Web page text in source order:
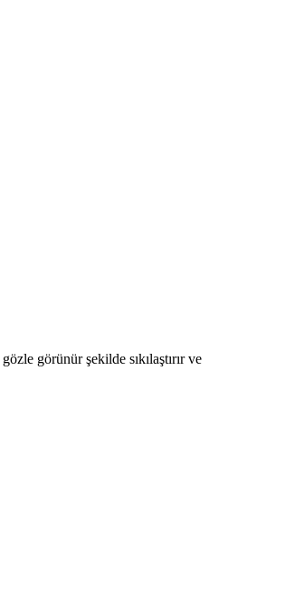
görünür şekilde sıkılaştırır ve